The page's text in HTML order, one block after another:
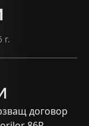
г.
договор